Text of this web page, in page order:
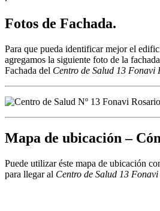
Fotos de Fachada.
Para que pueda identificar mejor el
agregamos la siguiente foto de la
Fachada del Centro de Salud 13 Fonavi
Mapa de ubicación –
Puede utilizar éste mapa de ubicación
para llegar al Centro de Salud 13